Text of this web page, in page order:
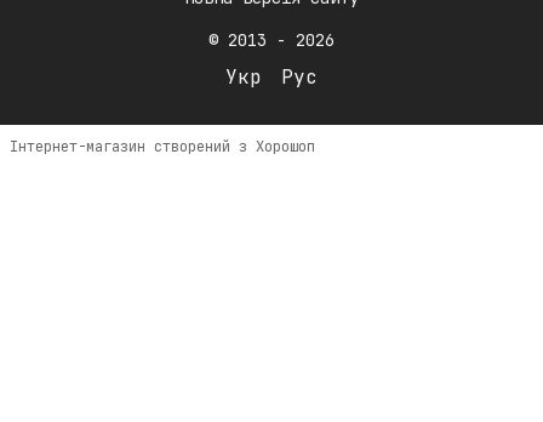
© 2013 - 2026
Укр Рус
Інтернет-магазин створений з Хорошоп